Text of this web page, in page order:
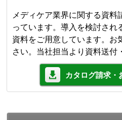
メディケア業界に関する資料
っています。導入を検討され
資料をご用意しています。お
さい。当社担当より資料送付
カタログ請求・